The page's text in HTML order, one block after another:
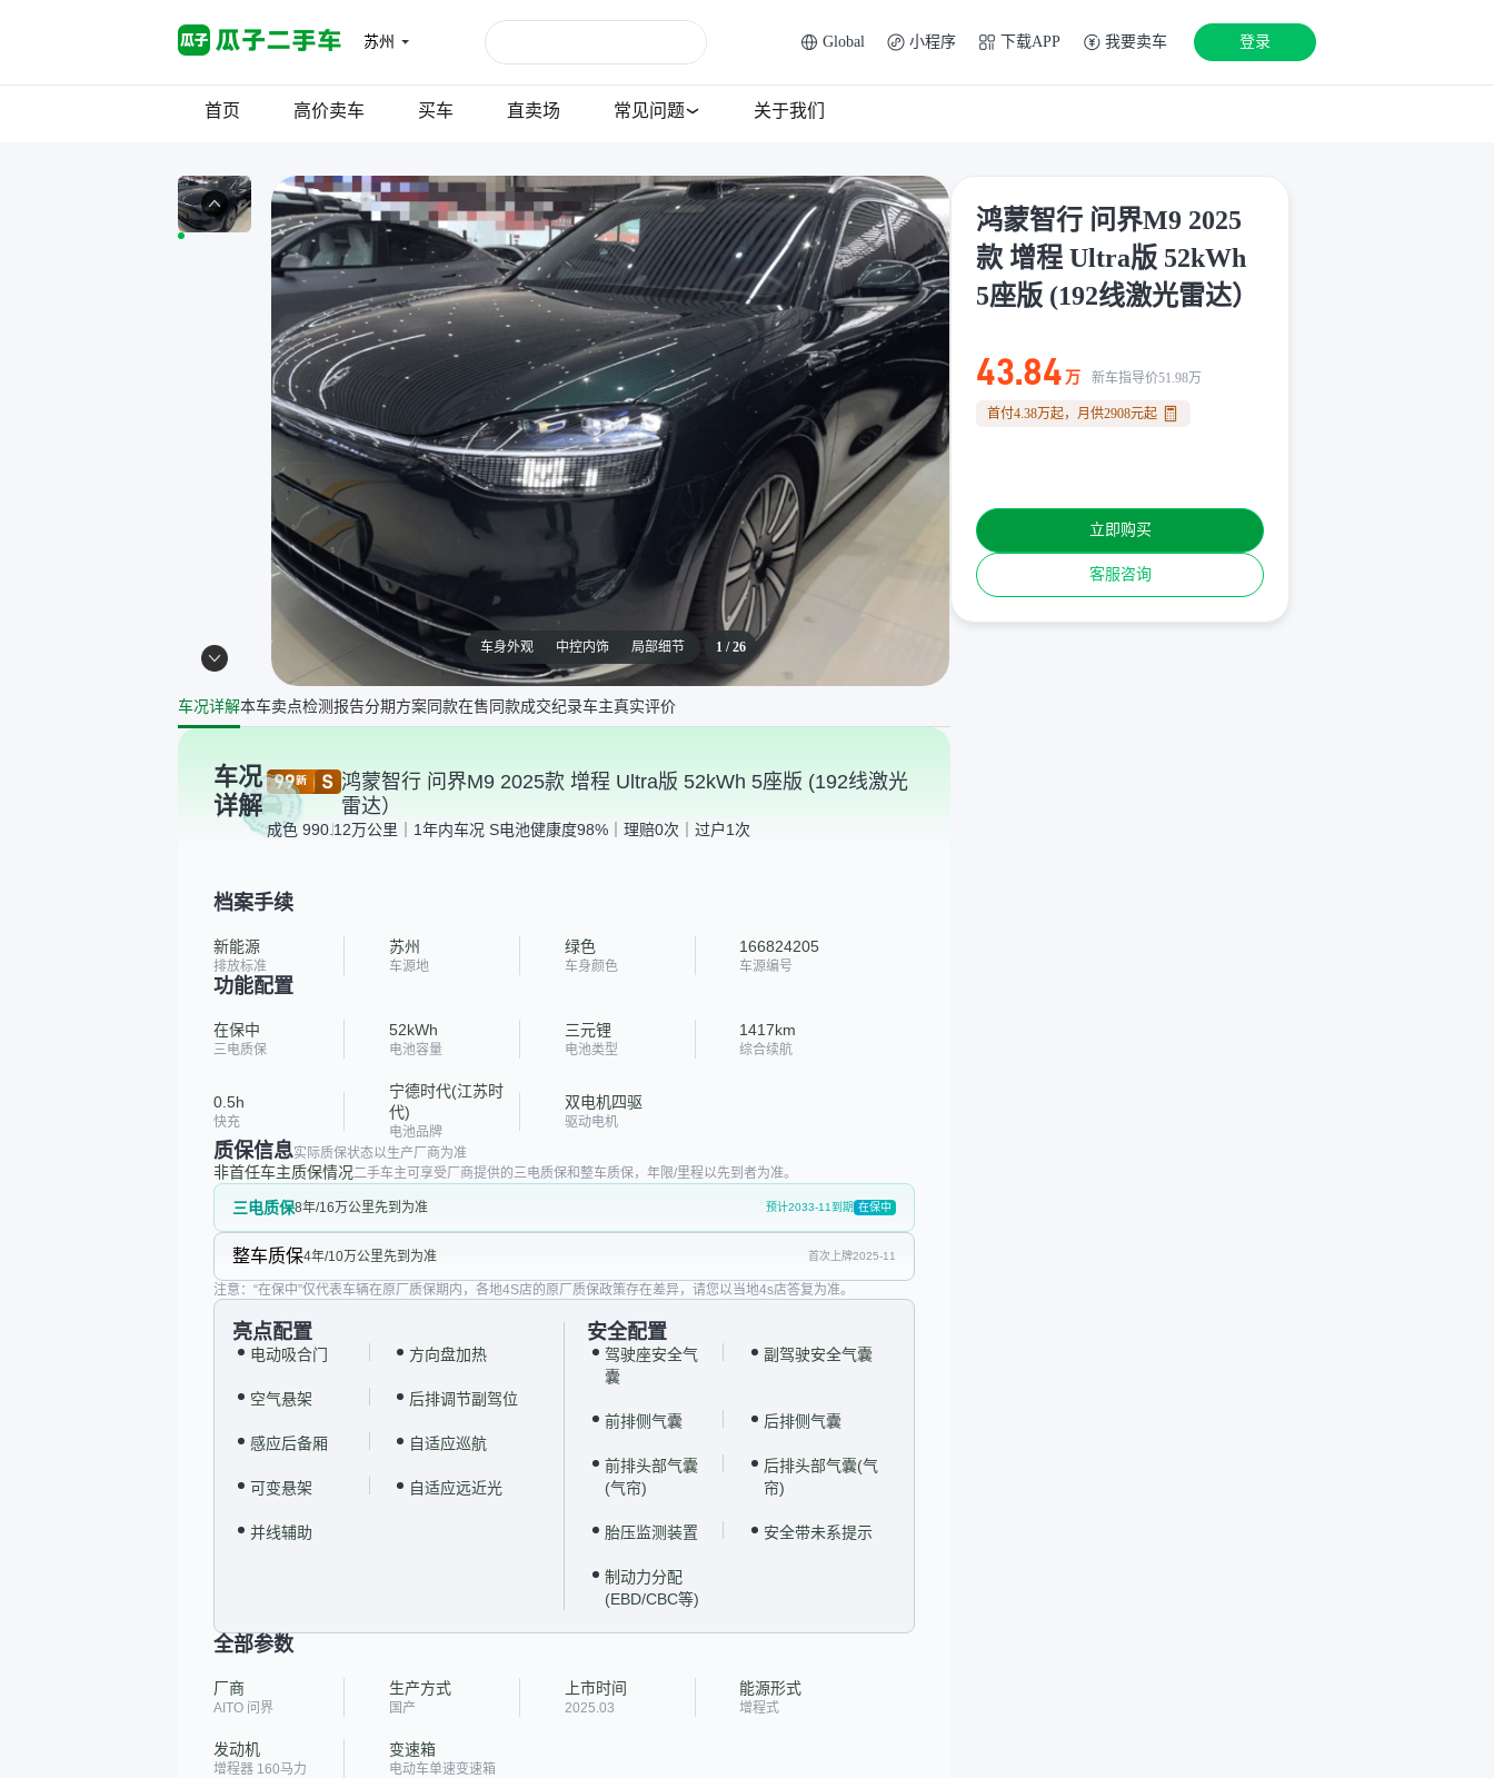
苏州 Global 小程序 下载APP 我要卖车 登录
首页 高价卖车 买车 直卖场 常见问题 关于我们
车身外观 中控内饰 局部细节 1/26
车况详解本车卖点检测报告分期方案同款在售同款成交纪录车主真实评价
车况
详解
鸿蒙智行 问界M9 2025款 增程 Ultra版 52kWh 5座版 (192线激光
雷达）
成色 990.12万公里｜1年内车况 S电池健康度98%｜理赔0次｜过户1次
档案手续
新能源
排放标准
苏州
车源地
绿色
车身颜色
166824205
车源编号
功能配置
在保中
三电质保
52kWh
电池容量
三元锂
电池类型
1417km
综合续航
0.5h
快充
宁德时代(江苏时
代)
电池品牌
双电机四驱
驱动电机
质保信息实际质保状态以生产厂商为准
非首任车主质保情况二手车主可享受厂商提供的三电质保和整车质保，年限/里程以先到者为准。
三电质保8年/16万公里先到为准 预计2033-11到期 在保中
整车质保4年/10万公里先到为准 首次上牌2025-11
注意：“在保中”仅代表车辆在原厂质保期内，各地4S店的原厂质保政策存在差异，请您以当地4s店答复为准。
亮点配置
电动吸合门 方向盘加热
空气悬架 后排调节副驾位
感应后备厢 自适应巡航
可变悬架 自适应远近光
并线辅助
安全配置
驾驶座安全气
囊
副驾驶安全气囊
前排侧气囊 后排侧气囊
前排头部气囊
(气帘)
后排头部气囊(气
帘)
胎压监测装置 安全带未系提示
制动力分配
(EBD/CBC等)
全部参数
厂商
AITO 问界
生产方式
国产
上市时间
2025.03
能源形式
增程式
发动机
增程器 160马力
变速箱
电动车单速变速箱
鸿蒙智行 问界M9 2025
款 增程 Ultra版 52kWh
5座版 (192线激光雷达）
43.84 万 新车指导价51.98万
首付4.38万起，月供2908元起
客服咨询
立即购买